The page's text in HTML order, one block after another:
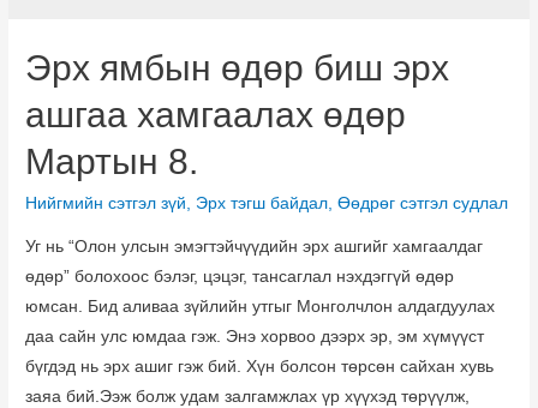
Эрх ямбын өдөр биш эрх
ашгаа хамгаалах өдөр
Мартын 8.
Нийгмийн сэтгэл зүй, Эрх тэгш байдал,Өөдрөг сэтгэл судлал
Уг нь “Олон улсын эмэгтэйчүүдийн эрх ашгийг хамгаалдаг
өдөр” болохоос бэлэг, цэцэг, тансаглал нэхдэггүй өдөр
юмсан. Бид аливаа зүйлийн утгыг Монголчлон алдагдуулах
даа сайн улс юмдаа гэж. Энэ хорвоо дээрх эр, эм хүмүүст
бүгдэд нь эрх ашиг гэж бий. Хүн болсон төрсөн сайхан хувь
заяа бий.Ээж болж удам залгамжлах үр хүүхэд төрүүлж,